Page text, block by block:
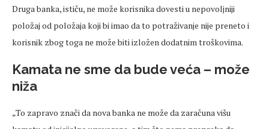
Druga banka, ističu, ne može korisnika dovesti u nepovoljniji
položaj od položaja koji bi imao da to potraživanje nije preneto i
korisnik zbog toga ne može biti izložen dodatnim troškovima.
Kamata ne sme da bude veća – može
niža
„To zapravo znači da nova banka ne može da zaračuna višu